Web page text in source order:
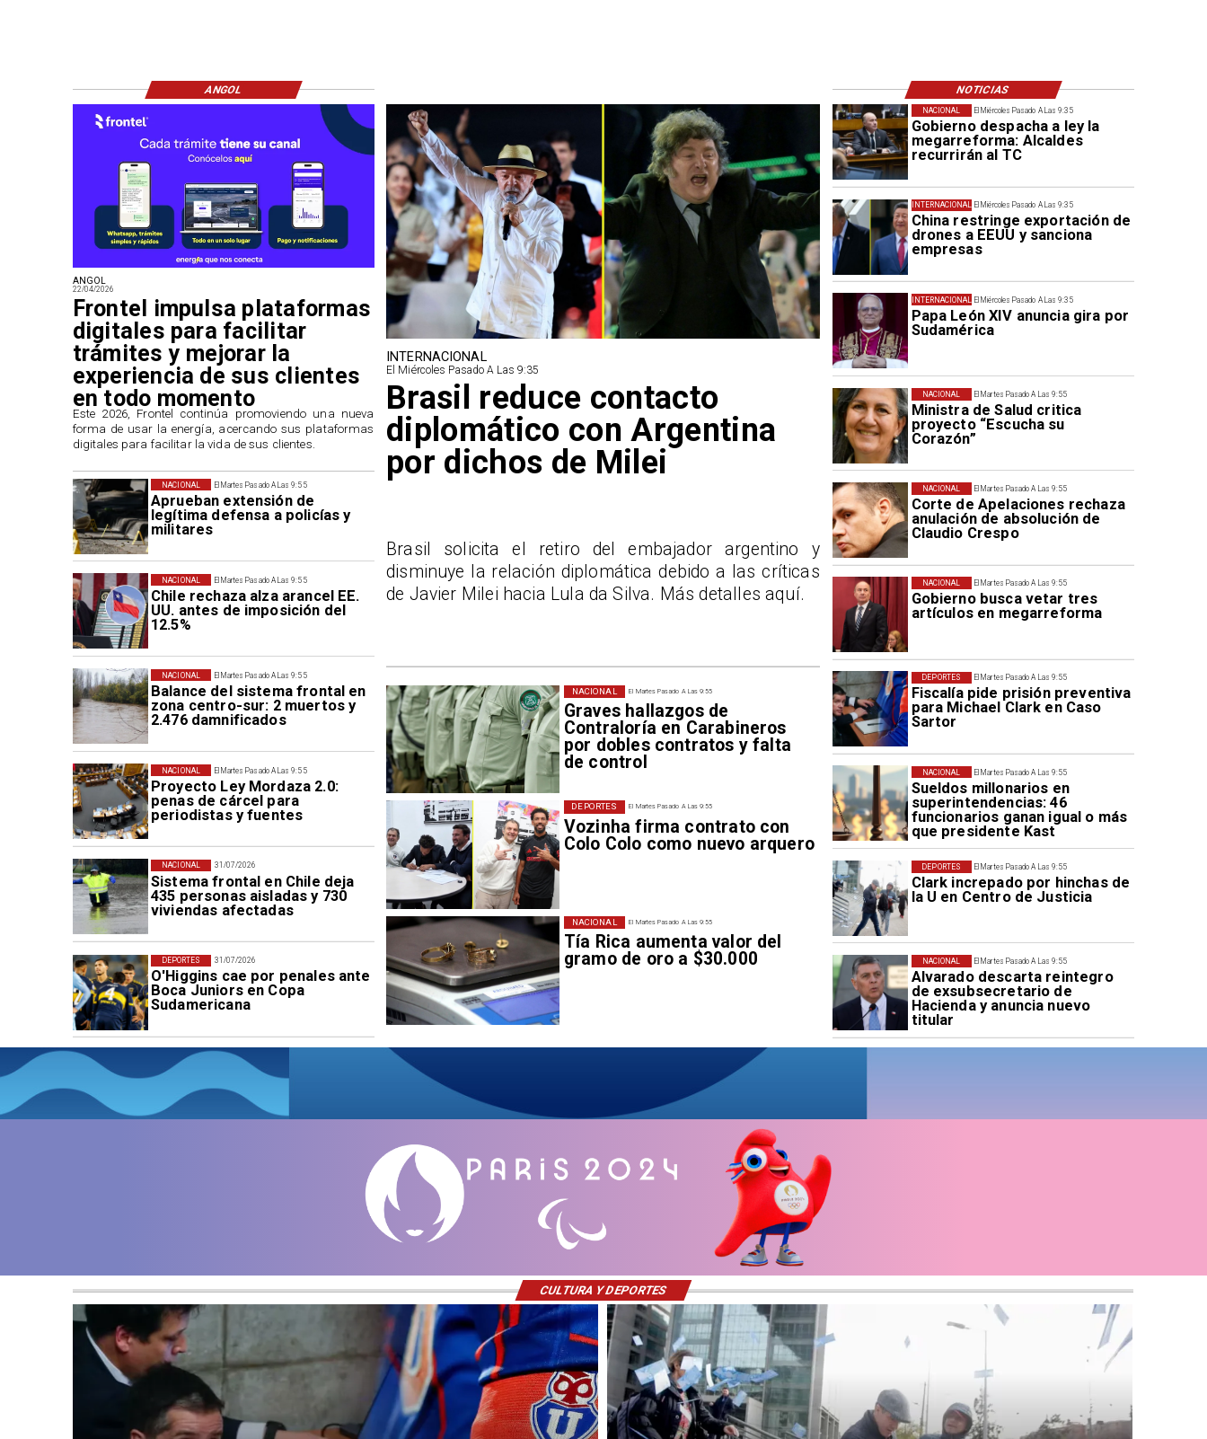
El Miércoles Pasado A Las 9:35
Gobierno despacha a ley la
megarreforma: Alcaldes
recurrirán al TC
NACIONAL
El Miércoles Pasado A Las 9:35
China restringe exportación de
drones a EEUU y sanciona
empresas
INTERNACIONAL
El Miércoles Pasado A Las 9:35
Papa León XIV anuncia gira por
Sudamérica
INTERNACIONAL
El Martes Pasado A Las 9:55
Ministra de Salud critica
proyecto “Escucha su
Corazón”
NACIONAL
El Martes Pasado A Las 9:55
Corte de Apelaciones rechaza
anulación de absolución de
Claudio Crespo
NACIONAL
El Martes Pasado A Las 9:55
Gobierno busca vetar tres
artículos en megarreforma
NACIONAL
El Martes Pasado A Las 9:55
Fiscalía pide prisión preventiva
para Michael Clark en Caso
Sartor
DEPORTES
El Martes Pasado A Las 9:55
Sueldos millonarios en
superintendencias: 46
funcionarios ganan igual o más
que presidente Kast
NACIONAL
El Martes Pasado A Las 9:55
Clark increpado por hinchas de
la U en Centro de Justicia
DEPORTES
El Martes Pasado A Las 9:55
Alvarado descarta reintegro
de exsubsecretario de
Hacienda y anuncia nuevo
titular
NACIONAL
El Martes Pasado A Las 9:55
Aprueban extensión de
legítima defensa a policías y
militares
NACIONAL
El Martes Pasado A Las 9:55
Chile rechaza alza arancel EE.
UU. antes de imposición del
12.5%
NACIONAL
El Martes Pasado A Las 9:55
Balance del sistema frontal en
zona centro-sur: 2 muertos y
2.476 damnificados
NACIONAL
El Martes Pasado A Las 9:55
Proyecto Ley Mordaza 2.0:
penas de cárcel para
periodistas y fuentes
NACIONAL
31/07/2026
Sistema frontal en Chile deja
435 personas aisladas y 730
viviendas afectadas
NACIONAL
31/07/2026
O'Higgins cae por penales ante
Boca Juniors en Copa
Sudamericana
DEPORTES
El Martes Pasado A Las 9:55
Graves hallazgos de
Contraloría en Carabineros
por dobles contratos y falta
de control
NACIONAL
El Martes Pasado A Las 9:55
Vozinha firma contrato con
Colo Colo como nuevo arquero
DEPORTES
El Martes Pasado A Las 9:55
Tía Rica aumenta valor del
gramo de oro a $30.000
NACIONAL
ANGOL
22/04/2026
Frontel impulsa plataformas
digitales para facilitar
trámites y mejorar la
experiencia de sus clientes
en todo momento
​Este 2026, Frontel continúa promoviendo una nueva
forma de usar la energía, acercando sus plataformas
digitales para facilitar la vida de sus clientes.
INTERNACIONAL
El Miércoles Pasado A Las 9:35
Brasil reduce contacto
diplomático con Argentina
por dichos de Milei
Brasil solicita el retiro del embajador argentino y
disminuye la relación diplomática debido a las críticas
de Javier Milei hacia Lula da Silva. Más detalles aquí.
ANGOL NOTICIAS
CULTURA Y DEPORTES